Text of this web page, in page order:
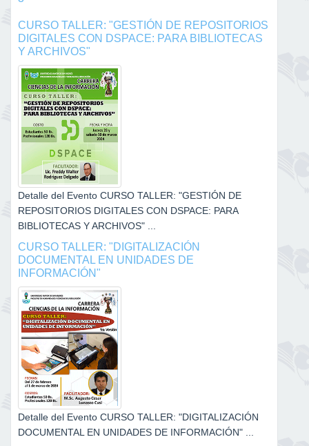
CURSO TALLER: "GESTIÓN DE REPOSITORIOS
DIGITALES CON DSPACE: PARA BIBLIOTECAS
Y ARCHIVOS"
Detalle del Evento CURSO TALLER: "GESTIÓN DE
REPOSITORIOS DIGITALES CON DSPACE: PARA
BIBLIOTECAS Y ARCHIVOS" ...
CURSO TALLER: "DIGITALIZACIÓN
DOCUMENTAL EN UNIDADES DE
INFORMACIÓN"
Detalle del Evento CURSO TALLER: "DIGITALIZACIÓN
DOCUMENTAL EN UNIDADES DE INFORMACIÓN" ...